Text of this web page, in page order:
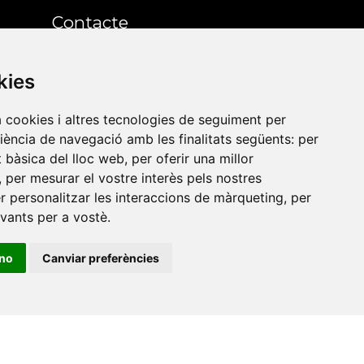
i altres tecnologies de seguiment per
de navegació amb les finalitats següents: per
del lloc web, per oferir una millor
, per mesurar el vostre interès pels nostres
personalitzar les interaccions de màrqueting, per
per a vostè.
Canviar preferències
a
Contacte
Universitat Jaume I, local 10
Av. de Vicent Sos Baynat, s/n
12071 Castelló de la Plana
e-buc@vives.org